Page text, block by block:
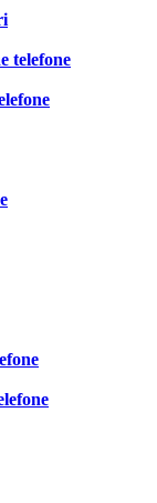
telefone